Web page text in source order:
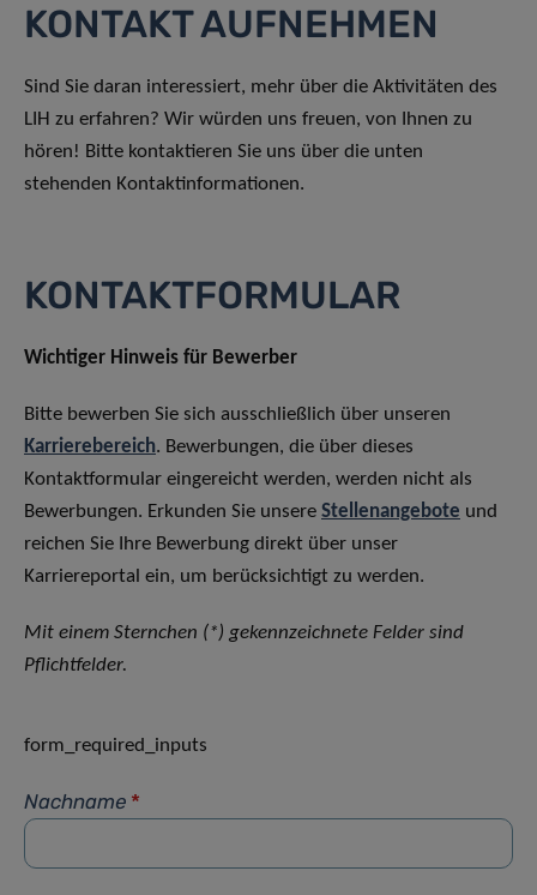
KONTAKT AUFNEHMEN
Sind Sie daran interessiert, mehr über die Aktivitäten des
LIH zu erfahren? Wir würden uns freuen, von Ihnen zu
hören! Bitte kontaktieren Sie uns über die unten
stehenden Kontaktinformationen.
KONTAKTFORMULAR
Wichtiger Hinweis für Bewerber
Bitte bewerben Sie sich ausschließlich über unseren
Karrierebereich. Bewerbungen, die über dieses
Kontaktformular eingereicht werden, werden nicht als
Bewerbungen. Erkunden Sie unsere Stellenangebote und
reichen Sie Ihre Bewerbung direkt über unser
Karriereportal ein, um berücksichtigt zu werden.
Mit einem Sternchen (*) gekennzeichnete Felder sind
Pflichtfelder.
form_required_inputs
Nachname *